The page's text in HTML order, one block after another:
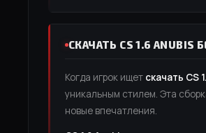
СКАЧАТЬ CS 1.6
Когда игрок ищет скачать CS
уникальным стилем. Эта
новые впечатления.